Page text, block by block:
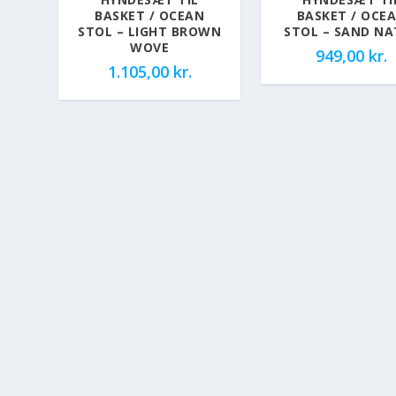
BASKET / OCEAN
STOL – LIGHT BROWN
WOVE
1.105,00 kr.
BASKET /
STOL – SAND
949,00 kr.